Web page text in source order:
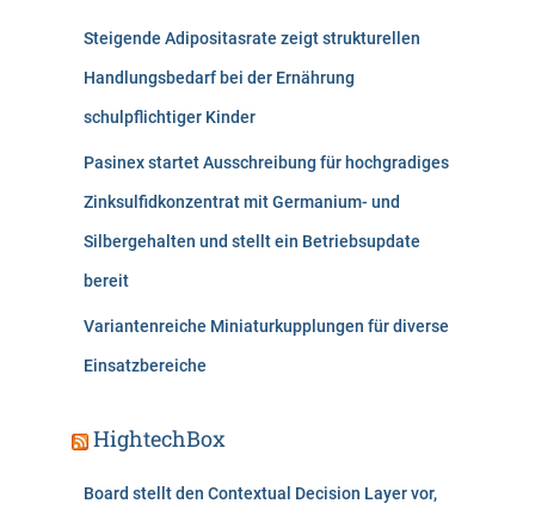
Steigende Adipositasrate zeigt strukturellen
Handlungsbedarf bei der Ernährung
schulpflichtiger Kinder
Pasinex startet Ausschreibung für hochgradiges
Zinksulfidkonzentrat mit Germanium- und
Silbergehalten und stellt ein Betriebsupdate
bereit
Variantenreiche Miniaturkupplungen für diverse
Einsatzbereiche
HightechBox
Board stellt den Contextual Decision Layer vor,